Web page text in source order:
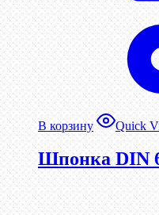
В корзину Quick
Шпонка DIN